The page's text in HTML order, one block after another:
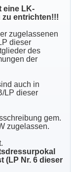
eine LK-
zu entrichten!!!
zugelassenen
dieser
des
der
auch in
LP dieser
gem.
zugelassen.
(LP Nr. 6 dieser